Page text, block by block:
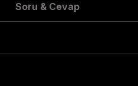
Soru & Cevap